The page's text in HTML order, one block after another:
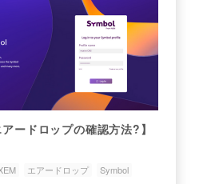
ードロップの確認方法?】
エアードロップ Symbol